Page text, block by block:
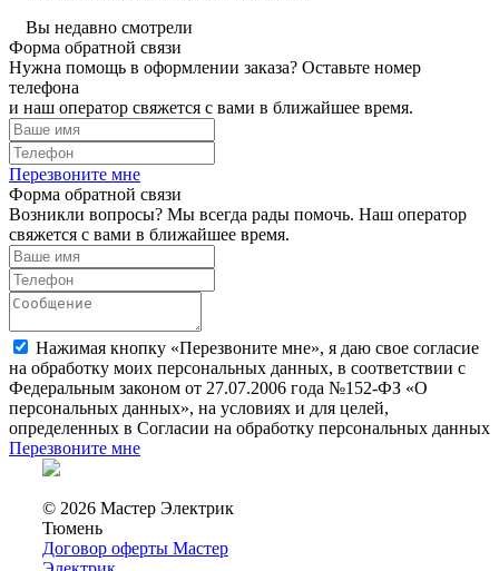
Вы недавно смотрели
Форма обратной связи
Нужна помощь в оформлении заказа? Оставьте номер
телефона
и наш оператор свяжется с вами в ближайшее время.
Перезвоните мне
Форма обратной связи
Возникли вопросы? Мы всегда рады помочь. Наш оператор
свяжется с вами в ближайшее время.
Нажимая кнопку «Перезвоните мне», я даю свое согласие
на обработку моих персональных данных, в соответствии с
Федеральным законом от 27.07.2006 года №152-ФЗ «О
персональных данных», на условиях и для целей,
определенных в Согласии на обработку персональных данных
Перезвоните мне
© 2026 Мастер Электрик
Тюмень
Договор оферты Мастер